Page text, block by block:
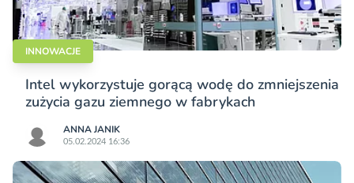
INNOWACJE
Intel wykorzystuje gorącą wodę do zmniejszenia
zużycia gazu ziemnego w fabrykach
ANNA JANIK
05.02.2024 16:36